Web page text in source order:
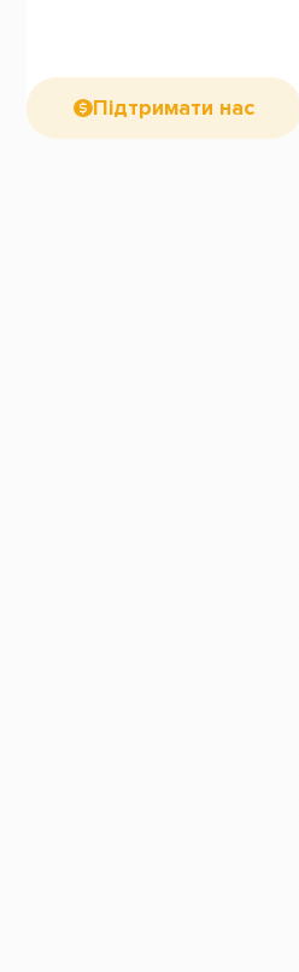
Підтримати нас